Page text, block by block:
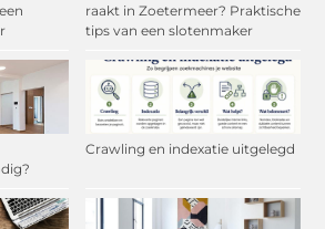
raakt in Zoetermeer? Praktische
tips van een slotenmaker
Crawling en indexatie uitgelegd